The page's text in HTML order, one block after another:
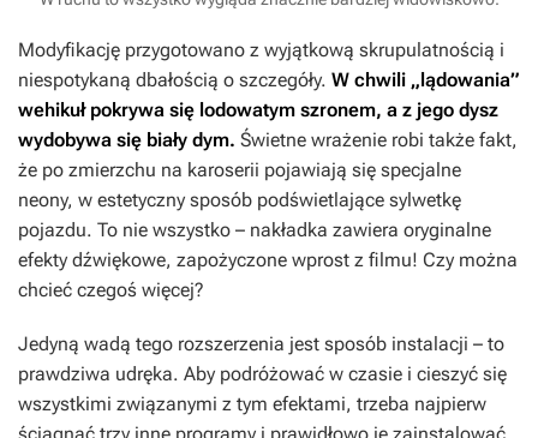
Modyfikację przygotowano z wyjątkową skrupulatnością i
niespotykaną dbałością o szczegóły. W chwili „lądowania”
wehikuł pokrywa się lodowatym szronem, a z jego dysz
wydobywa się biały dym. Świetne wrażenie robi także fakt,
że po zmierzchu na karoserii pojawiają się specjalne
neony, w estetyczny sposób podświetlające sylwetkę
pojazdu. To nie wszystko – nakładka zawiera oryginalne
efekty dźwiękowe, zapożyczone wprost z filmu! Czy można
chcieć czegoś więcej?
Jedyną wadą tego rozszerzenia jest sposób instalacji – to
prawdziwa udręka. Aby podróżować w czasie i cieszyć się
wszystkimi związanymi z tym efektami, trzeba najpierw
ściągnąć trzy inne programy i prawidłowo je zainstalować